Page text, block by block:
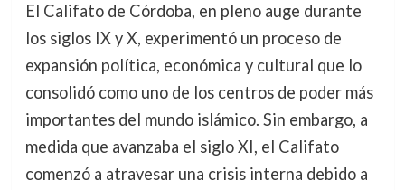
El Califato de Córdoba, en pleno auge durante
los siglos IX y X, experimentó un proceso de
expansión política, económica y cultural que lo
consolidó como uno de los centros de poder más
importantes del mundo islámico. Sin embargo, a
medida que avanzaba el siglo XI, el Califato
comenzó a atravesar una crisis interna debido a